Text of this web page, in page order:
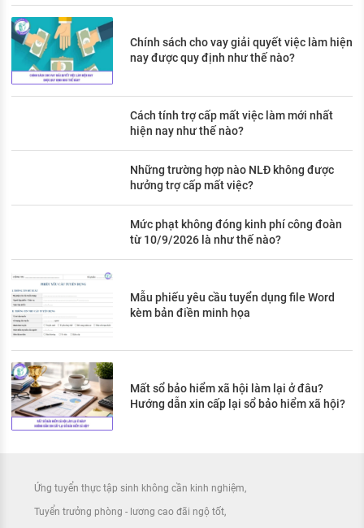
Chính sách cho vay giải quyết việc làm hiện
nay được quy định như thế nào?
Cách tính trợ cấp mất việc làm mới nhất
hiện nay như thế nào?
Những trường hợp nào NLĐ không được
hưởng trợ cấp mất việc?
Mức phạt không đóng kinh phí công đoàn
từ 10/9/2026 là như thế nào?
Mẫu phiếu yêu cầu tuyển dụng file Word
kèm bản điền minh họa
Mất sổ bảo hiểm xã hội làm lại ở đâu?
Hướng dẫn xin cấp lại sổ bảo hiểm xã hội?
Ứng tuyển thực tập sinh không cần kinh nghiệm
Tuyển trưởng phòng - lương cao đãi ngộ tốt